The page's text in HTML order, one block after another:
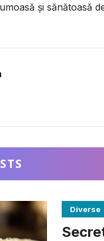
și sănătoasă
Diverse